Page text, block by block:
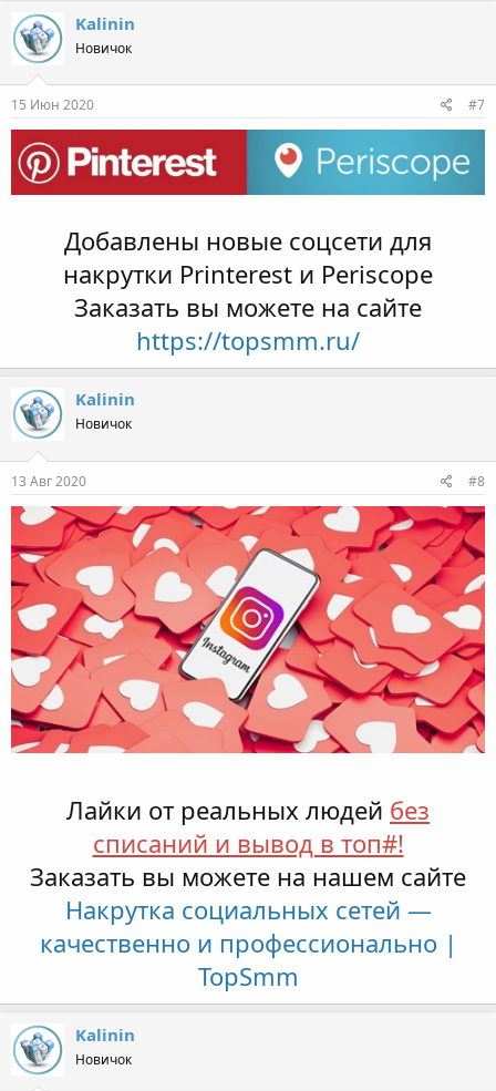
Kalinin
Новичок
15 Июн 2020 #7
Добавлены новые соцсети для
накрутки Printerest и Periscope
Заказать вы можете на сайте
https://topsmm.ru/
Kalinin
Новичок
13 Авг 2020 #8
Лайки от реальных людей без
списаний и вывод в топ#!
Заказать вы можете на нашем сайте
Накрутка социальных сетей —
качественно и профессионально |
TopSmm
Kalinin
Новичок